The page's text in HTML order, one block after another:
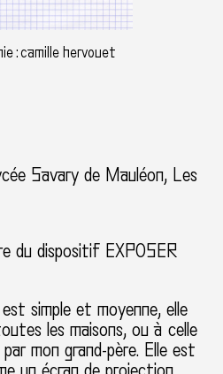
: camille hervouet
Savary de Mauléon, Les
du dispositif EXPOSER
simple et moyenne, elle
les maisons, ou à celle
mon grand-père. Elle est